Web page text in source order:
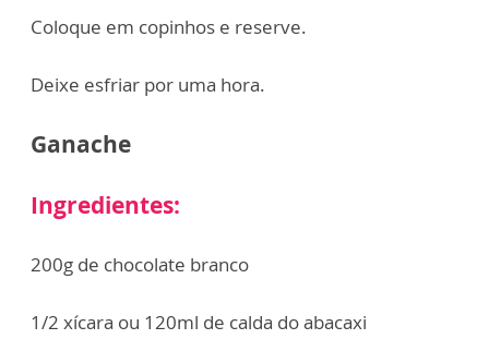
Coloque em copinhos e reserve.
Deixe esfriar por uma hora.
Ganache
Ingredientes:
200g de chocolate branco
1/2 xícara ou 120ml de calda do abacaxi